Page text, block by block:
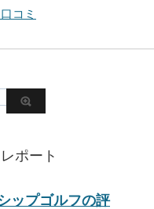
コミ
ポート
ップゴルフの評